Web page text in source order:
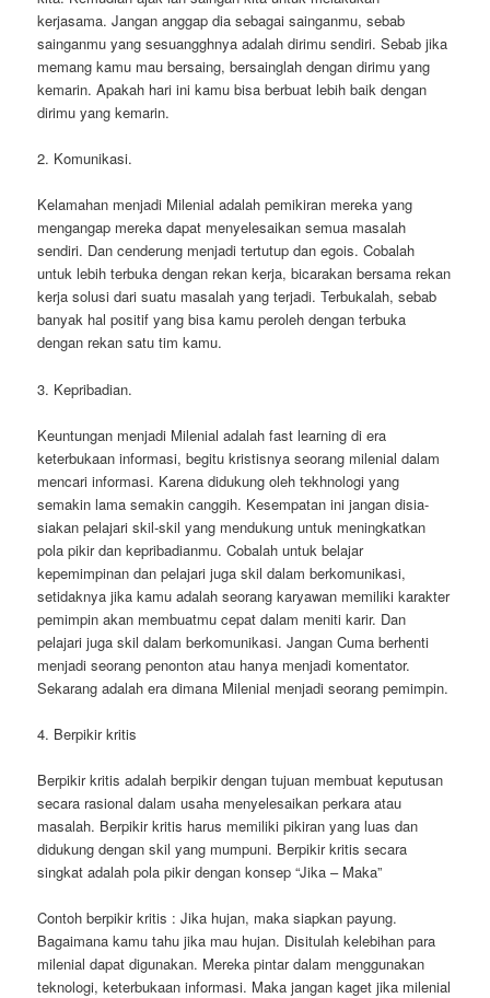
kerjasama. Jangan anggap dia sebagai sainganmu, sebab
sainganmu yang sesuangghnya adalah dirimu sendiri. Sebab jika
memang kamu mau bersaing, bersainglah dengan dirimu yang
kemarin. Apakah hari ini kamu bisa berbuat lebih baik dengan
dirimu yang kemarin.
2. Komunikasi.
Kelamahan menjadi Milenial adalah pemikiran mereka yang
mengangap mereka dapat menyelesaikan semua masalah
sendiri. Dan cenderung menjadi tertutup dan egois. Cobalah
untuk lebih terbuka dengan rekan kerja, bicarakan bersama rekan
kerja solusi dari suatu masalah yang terjadi. Terbukalah, sebab
banyak hal positif yang bisa kamu peroleh dengan terbuka
dengan rekan satu tim kamu.
3. Kepribadian.
Keuntungan menjadi Milenial adalah fast learning di era
keterbukaan informasi, begitu kristisnya seorang milenial dalam
mencari informasi. Karena didukung oleh tekhnologi yang
semakin lama semakin canggih. Kesempatan ini jangan disia-
siakan pelajari skil-skil yang mendukung untuk meningkatkan
pola pikir dan kepribadianmu. Cobalah untuk belajar
kepemimpinan dan pelajari juga skil dalam berkomunikasi,
setidaknya jika kamu adalah seorang karyawan memiliki karakter
pemimpin akan membuatmu cepat dalam meniti karir. Dan
pelajari juga skil dalam berkomunikasi. Jangan Cuma berhenti
menjadi seorang penonton atau hanya menjadi komentator.
Sekarang adalah era dimana Milenial menjadi seorang pemimpin.
4. Berpikir kritis
Berpikir kritis adalah berpikir dengan tujuan membuat keputusan
secara rasional dalam usaha menyelesaikan perkara atau
masalah. Berpikir kritis harus memiliki pikiran yang luas dan
didukung dengan skil yang mumpuni. Berpikir kritis secara
singkat adalah pola pikir dengan konsep “Jika – Maka”
Contoh berpikir kritis : Jika hujan, maka siapkan payung.
Bagaimana kamu tahu jika mau hujan. Disitulah kelebihan para
milenial dapat digunakan. Mereka pintar dalam menggunakan
teknologi, keterbukaan informasi. Maka jangan kaget jika milenial